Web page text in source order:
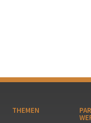
THEMEN